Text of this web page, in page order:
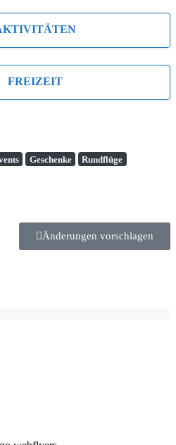
FREIZEIT
Geschenke Rundflüge
Änderungen vorschlagen